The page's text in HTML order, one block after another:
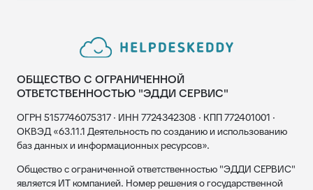
ОБЩЕСТВО С ОГРАНИЧЕННОЙ
ОТВЕТСТВЕННОСТЬЮ "ЭДДИ СЕРВИС"
ОГРН 5157746075317 · ИНН 7724342308 · КПП 772401001 ·
ОКВЭД «63.11.1 Деятельность по созданию и использованию
баз данных и информационных ресурсов».
Общество с ограниченной ответственностью "ЭДДИ СЕРВИС"
является ИТ компанией. Номер решения о государственной